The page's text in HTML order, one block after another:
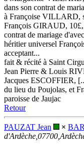
dans son contrat de
à Françoise VILLARD,
François GIRAUD, 10£,
contrat de mariage
héritier universel
acceptant...
fait & récité à Saint
Jean Pierre & Louis
Jacques ESCOFFIER,
du lieu du Poujolas, et
paroisse de Jaujac
Retour
PAUZAT Jean ×